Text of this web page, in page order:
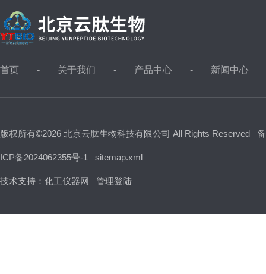
首页 关于我们 产品中心 新闻中心
版权所有©2026 北京云肽生物科技有限公司 All Rights Reserved
ICP备2024062355号-1 sitemap.xml
技术支持： 化工仪器网 管理登陆